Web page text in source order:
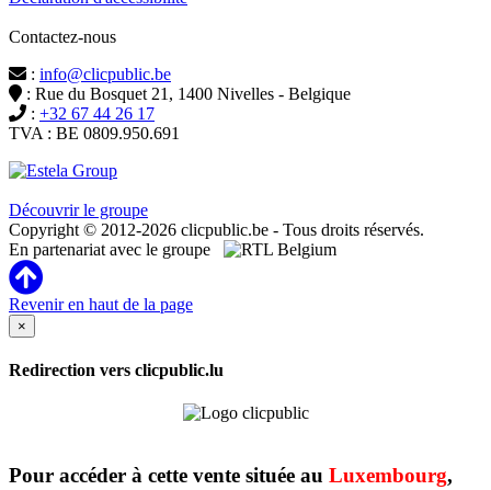
Contactez-nous
: info@clicpublic.be
: Rue du Bosquet 21, 1400 Nivelles - Belgique
: +32 67 44 26 17
TVA : BE 0809.950.691
Découvrir le groupe
Copyright © 2012-2026 clicpublic.be - Tous droits réservés.
En partenariat avec le groupe
Revenir en haut de la page
×
Redirection vers clicpublic.lu
Pour accéder à cette vente située au Luxembourg,